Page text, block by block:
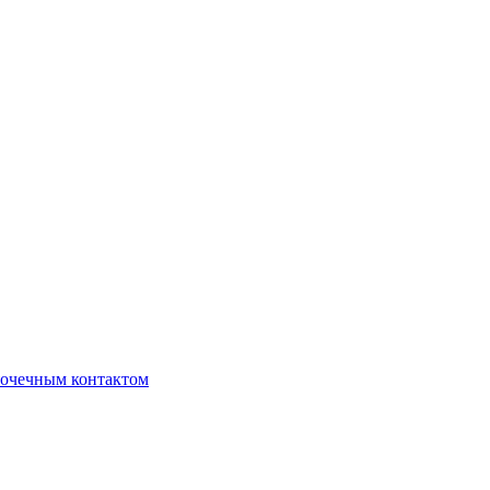
контактом